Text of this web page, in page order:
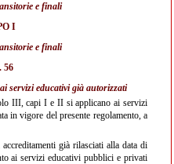
e finali
I
e finali
56
servizi educativi già autorizzati
III, capi I e II si applicano ai servizi
in vigore del presente regolamento, a
già rilasciati alla data di
ai servizi educativi pubblici e privati